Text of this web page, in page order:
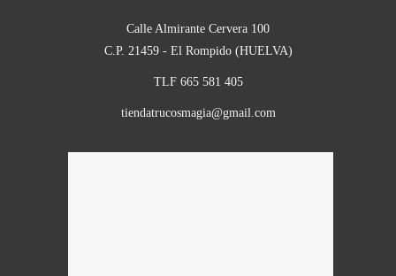
Calle Almirante Cervera 100
C.P. 21459 - El Rompido (HUELVA)
TLF 665 581 405
tiendatrucosmagia@gmail.com